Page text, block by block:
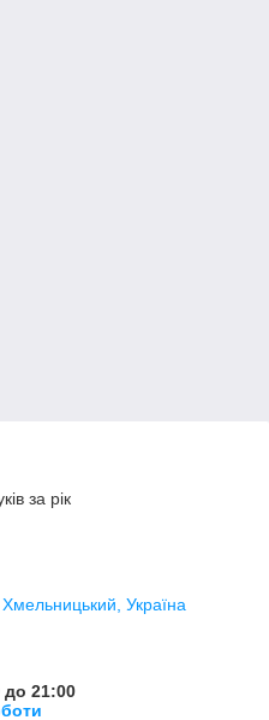
за рік
Україна
до 21:00